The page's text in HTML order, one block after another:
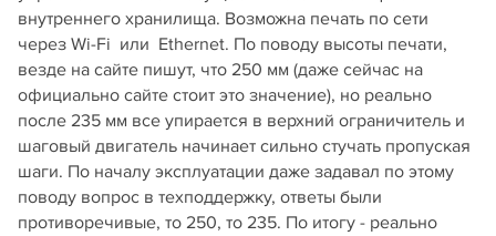
внутреннего хранилища. Возможна печать по сети
через Wi-Fi или Ethernet. По поводу высоты печати,
везде на сайте пишут, что 250 мм (даже сейчас на
официально сайте стоит это значение), но реально
после 235 мм все упирается в верхний ограничитель и
шаговый двигатель начинает сильно стучать пропуская
шаги. По началу эксплуатации даже задавал по этому
поводу вопрос в техподдержку, ответы были
противоречивые, то 250, то 235. По итогу - реально